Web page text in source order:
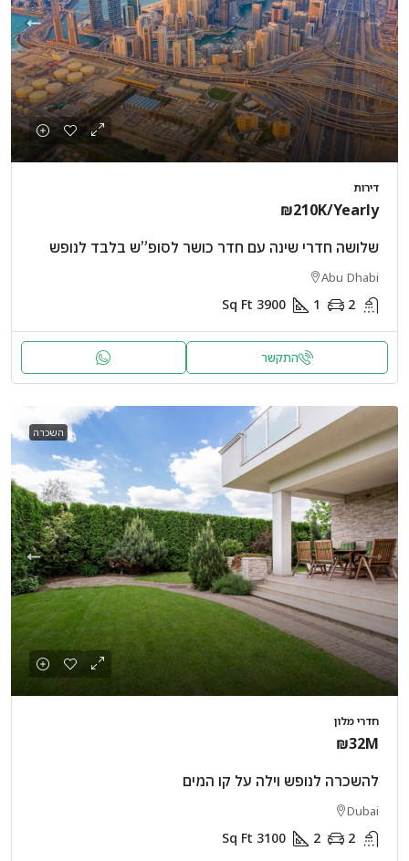
דירות
₪210K/Yearly
שלושה חדרי שינה עם חדר כושר לסופ”ש בלבד לנופש
Abu Dhabi
2
1
3900
Sq Ft
התקשר
השכרה
חדרי מלון
₪32M
להשכרה לנופש וילה על קו המים
Dubai
2
2
3100
Sq Ft